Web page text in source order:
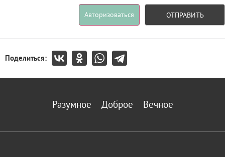
Авторизоваться ОТПРАВИТЬ
Поделиться:
Разумное Доброе Вечное